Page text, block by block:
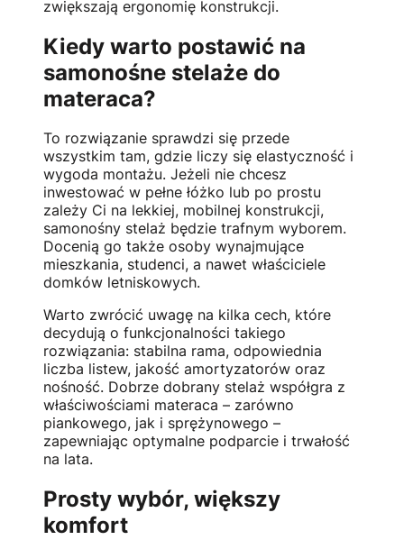
zwiększają ergonomię konstrukcji.
Kiedy warto postawić na
samonośne stelaże do
materaca?
To rozwiązanie sprawdzi się przede
wszystkim tam, gdzie liczy się elastyczność i
wygoda montażu. Jeżeli nie chcesz
inwestować w pełne łóżko lub po prostu
zależy Ci na lekkiej, mobilnej konstrukcji,
samonośny stelaż będzie trafnym wyborem.
Docenią go także osoby wynajmujące
mieszkania, studenci, a nawet właściciele
domków letniskowych.
Warto zwrócić uwagę na kilka cech, które
decydują o funkcjonalności takiego
rozwiązania: stabilna rama, odpowiednia
liczba listew, jakość amortyzatorów oraz
nośność. Dobrze dobrany stelaż współgra z
właściwościami materaca – zarówno
piankowego, jak i sprężynowego –
zapewniając optymalne podparcie i trwałość
na lata.
Prosty wybór, większy
komfort